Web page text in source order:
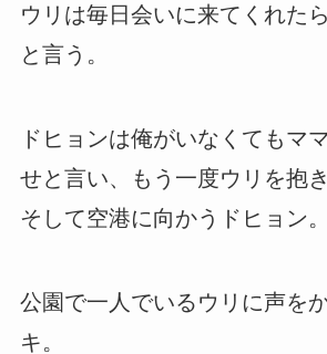
ウリは毎日会いに来てくれた
と言う。
ドヒョンは俺がいなくてもマ
せと言い、もう一度ウリを抱き
そして空港に向かうドヒョン。
公園で一人でいるウリに声を
キ。